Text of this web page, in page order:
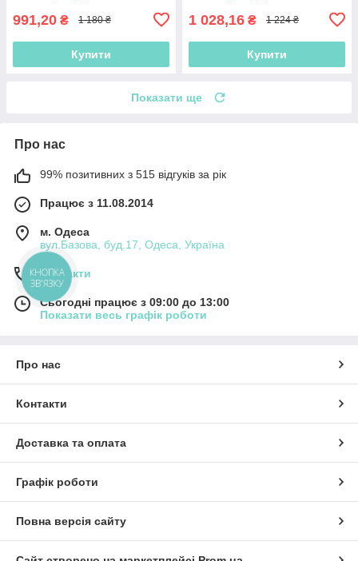
991,20 ₴ 1 180 ₴
Купити
1 028,16 ₴ 1 224 ₴
Купити
Показати ще
Про нас
99% позитивних з 515 відгуків за рік
Працює з 11.08.2014
м. Одеса
вул.Базова, буд.17, Одеса, Україна
Контакти
Сьогодні працює з 09:00 до 13:00
Показати весь графік роботи
Про нас
Контакти
Доставка та оплата
Графік роботи
Повна версія сайту
КНОПКА
ЗВ'ЯЗКУ